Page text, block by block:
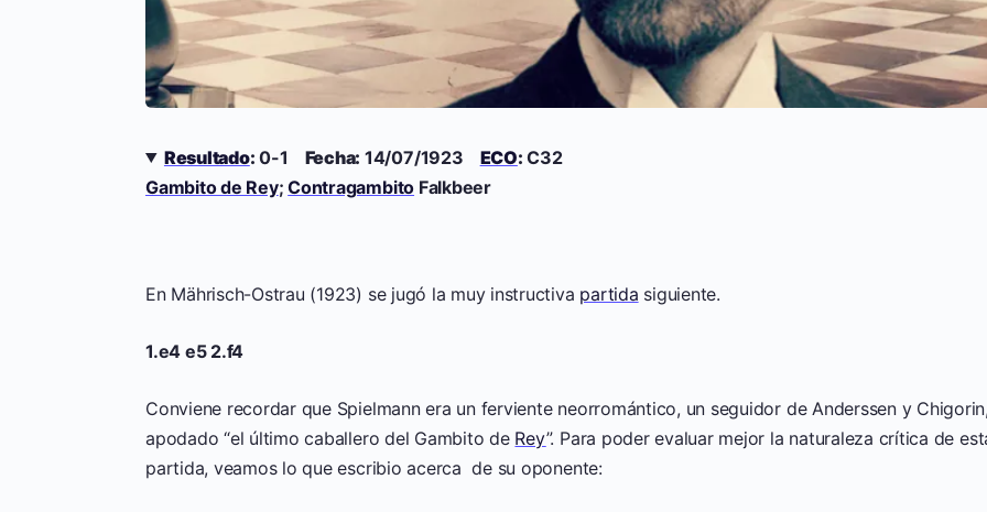
Resultado: 0-1 Fecha: 14/07/1923 ECO: C32
Gambito de Rey;Contragambito Falkbeer
En Mährisch-Ostrau (1923) se jugó la muy instructiva partida siguiente.
1.e4 e5 2.f4
Conviene recordar que Spielmann era un ferviente neorromántico, un seguidor de Anderssen y
apodado “el último caballero del Gambito de Rey”. Para poder evaluar mejor la naturaleza crítica de
partida, veamos lo que escribio acerca de su oponente: